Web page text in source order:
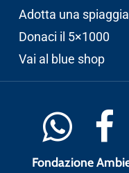
Adotta una spiaggia
Donaci il 5×1000
Vai al blue shop
Fondazione